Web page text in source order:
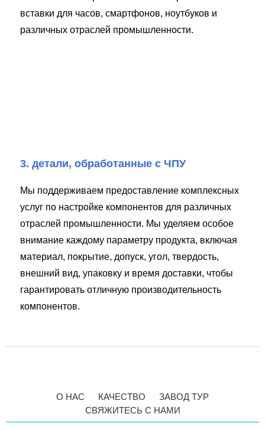
вставки для часов, смартфонов, ноутбуков и
различных отраслей промышленности.
3. детали, обработанные с ЧПУ
Мы поддерживаем предоставление комплексных
услуг по настройке компонентов для различных
отраслей промышленности. Мы уделяем особое
внимание каждому параметру продукта, включая
материал, покрытие, допуск, угол, твердость,
внешний вид, упаковку и время доставки, чтобы
гарантировать отличную производительность
компонентов.
О НАС КАЧЕСТВО
ЗАВОД ТУР
СВЯЖИТЕСЬ С НАМИ